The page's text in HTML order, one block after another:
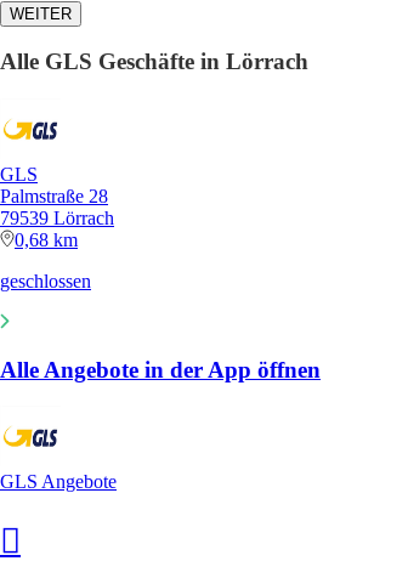
WEITER
Alle GLS Geschäfte in Lörrach
GLS
Palmstraße 28
79539 Lörrach
0,68 km
geschlossen
Alle Angebote in der App öffnen
GLS Angebote